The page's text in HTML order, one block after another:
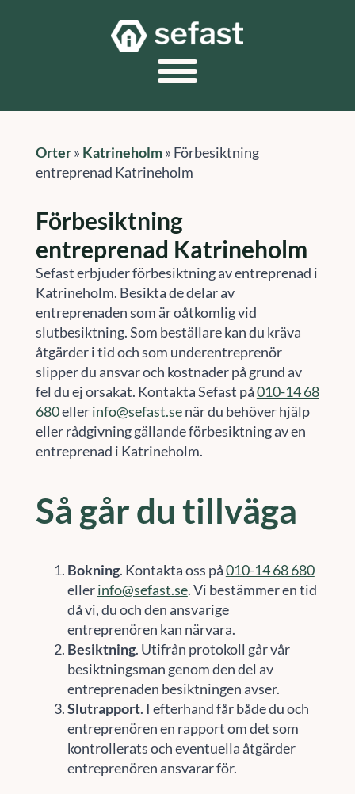
Orter» Katrineholm» Förbesiktning
entreprenad Katrineholm
Förbesiktning
entreprenad Katrineholm
Sefast erbjuder förbesiktning av entreprenad i
Katrineholm. Besikta de delar av
entreprenaden som är oåtkomlig vid
slutbesiktning. Som beställare kan du kräva
åtgärder i tid och som underentreprenör
slipper du ansvar och kostnader på grund av
fel du ej orsakat. Kontakta Sefast på010-14 68
680ellerinfo@sefast.senär du behöver hjälp
eller rådgivning gällande förbesiktning av en
entreprenad i Katrineholm.
Så går du tillväga
Bokning. Kontakta oss på010-14 68 680
ellerinfo@sefast.se. Vi bestämmer en tid
då vi, du och den ansvarige
entreprenören kan närvara.
Besiktning. Utifrån protokoll går vår
besiktningsman genom den del av
entreprenaden besiktningen avser.
Slutrapport. I efterhand får både du och
entreprenören en rapport om det som
kontrollerats och eventuella åtgärder
entreprenören ansvarar för.